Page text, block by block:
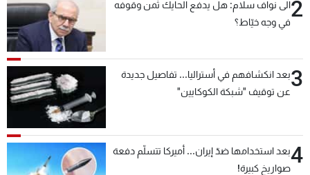
2الى نواف سلام: هل يدفع الحايك ثمن وقوفه
في وجه خيّاط؟
3بعد انكشافهم في أستراليا... تفاصيل جديدة
عن توقيف "شبكة الكوكايين"
4بعد استخدامها ضدّ إيران... أميركا تتسلّم دفعة
صواريخ كبيرة!